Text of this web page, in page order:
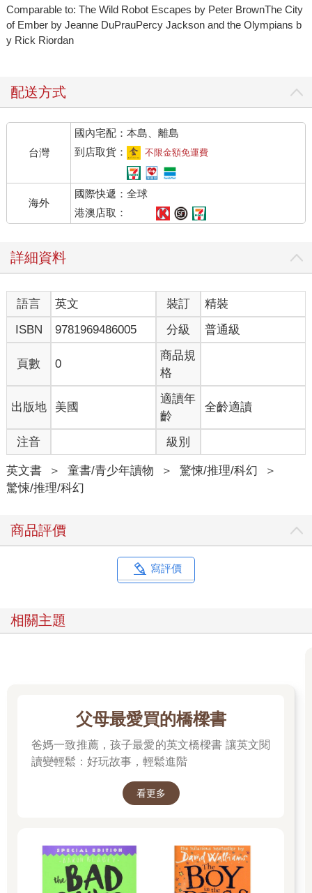
Comparable to: The Wild Robot Escapes by Peter BrownThe City
of Ember by Jeanne DuPrauPercy Jackson and the Olympians b
y Rick Riordan
配送方式
台灣
國內宅配：本島、離島
到店取貨：
不限金額免運費
海外
國際快遞：全球
港澳店取：
詳細資料
語言 英文 裝訂
精裝
ISBN
9781969486005 分級 普通級
頁數 0
商品規
格
出版地 美國
適讀年
齡
全齡適讀
注音 級別
英文書 ＞ 童書/青少年讀物 ＞ 驚悚/推理/科幻
＞
驚悚/推理/科幻
商品評價
寫評價
相關主題
父母最愛買的橋樑書
爸媽一致推薦，孩子最愛的英文橋樑書 讓英文閱
讀變輕鬆：好玩故事，輕鬆進階
看更多